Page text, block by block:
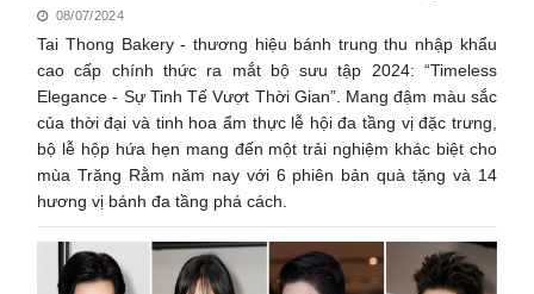
08/07/2024
Tai Thong Bakery - thương hiệu bánh trung thu nhập khẩu
cao cấp chính thức ra mắt bộ sưu tập 2024: “Timeless
Elegance - Sự Tinh Tế Vượt Thời Gian”. Mang đậm màu sắc
của thời đại và tinh hoa ẩm thực lễ hội đa tầng vị đặc trưng,
bộ lễ hộp hứa hẹn mang đến một trải nghiệm khác biệt cho
mùa Trăng Rằm năm nay với 6 phiên bản quà tặng và 14
hương vị bánh đa tầng phá cách.